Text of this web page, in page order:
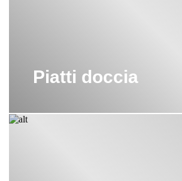
Piatti doccia